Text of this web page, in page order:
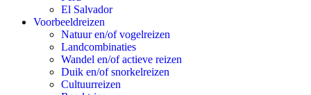
El Salvador
Voorbeeldreizen
Natuur en/of vogelreizen
Landcombinaties
Wandel en/of actieve reizen
Duik en/of snorkelreizen
Cultuurreizen